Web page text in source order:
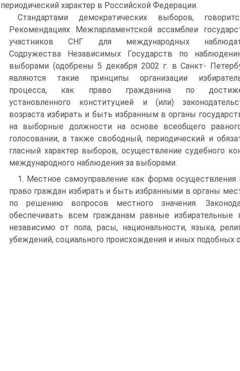
периодический характер в Российской Федерации.
Стандартами демократических выборов,
Рекомендациях Межпарламентской ассамблеи
участников СНГ для международных
Содружества Независимых Государств по
выборами (одобрены 5 декабря 2002 г. в Санкт-
являются такие принципы организации
процесса, как право гражданина по
установленного конституцией и (или)
возраста избирать и быть избранным в органы
на выборные должности на основе всеобщего
голосовании, а также свободный, периодический и
гласный характер выборов, осуществление судебного
международного наблюдения за выборами.
1. Местное самоуправление как форма
право граждан избирать и быть избранными в органы
по решению вопросов местного значения.
обеспечивать всем гражданам равные
независимо от пола, расы, национальности, языка,
убеждений, социального происхождения и иных подобных